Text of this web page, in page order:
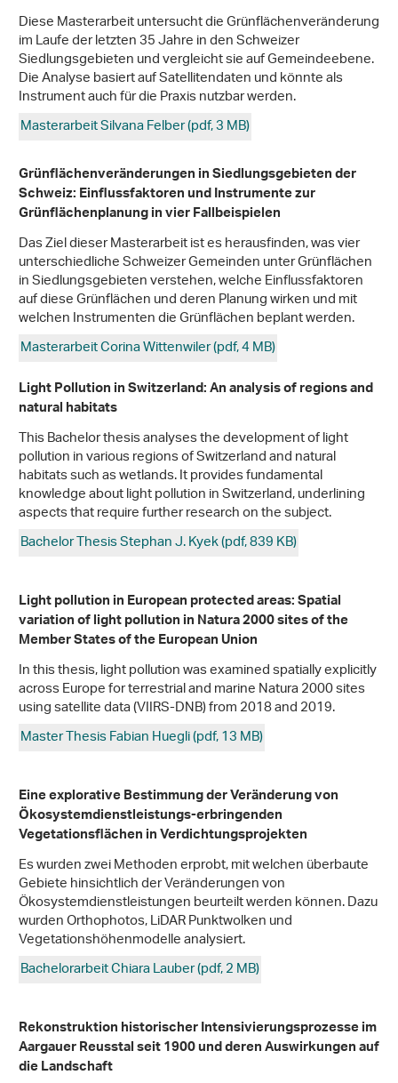
Diese Masterarbeit untersucht die Grünflächenveränderung
im Laufe der letzten 35 Jahre in den Schweizer
Siedlungsgebieten und vergleicht sie auf Gemeindeebene.
Die Analyse basiert auf Satellitendaten und könnte als
Instrument auch für die Praxis nutzbar werden.
Masterarbeit Silvana Felber (pdf, 3 MB)
Grünflächenveränderungen in Siedlungsgebieten der
Schweiz: Einflussfaktoren und Instrumente zur
Grünflächenplanung in vier Fallbeispielen
Das Ziel dieser Masterarbeit ist es herausfinden, was vier
unterschiedliche Schweizer Gemeinden unter Grünflächen
in Siedlungsgebieten verstehen, welche Einflussfaktoren
auf diese Grünflächen und deren Planung wirken und mit
welchen Instrumenten die Grünflächen beplant werden.
Masterarbeit Corina Wittenwiler (pdf, 4 MB)
Light Pollution in Switzerland: An analysis of regions and
natural habitats
This Bachelor thesis analyses the development of light
pollution in various regions of Switzerland and natural
habitats such as wetlands. It provides fundamental
knowledge about light pollution in Switzerland, underlining
aspects that require further research on the subject.
Bachelor Thesis Stephan J. Kyek (pdf, 839 KB)
Light pollution in European protected areas: Spatial
variation of light pollution in Natura 2000 sites of the
Member States of the European Union
In this thesis, light pollution was examined spatially explicitly
across Europe for terrestrial and marine Natura 2000 sites
using satellite data (VIIRS-DNB) from 2018 and 2019.
Master Thesis Fabian Huegli (pdf, 13 MB)
Eine explorative Bestimmung der Veränderung von
Ökosystemdienstleistungs-erbringenden
Vegetationsflächen in Verdichtungsprojekten
Es wurden zwei Methoden erprobt, mit welchen überbaute
Gebiete hinsichtlich der Veränderungen von
Ökosystemdienstleistungen beurteilt werden können. Dazu
wurden Orthophotos, LiDAR Punktwolken und
Vegetationshöhenmodelle analysiert.
Bachelorarbeit Chiara Lauber (pdf, 2 MB)
Rekonstruktion historischer Intensivierungsprozesse im
Aargauer Reusstal seit 1900 und deren Auswirkungen auf
die Landschaft